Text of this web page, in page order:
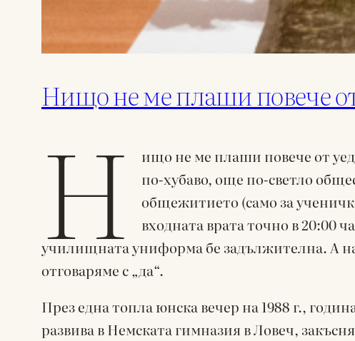
Нищо не ме плаши повече
Н
ищо не ме плаши повече от
по-хубаво, още по-светло
общежитието (само за
входната врата точно в 20:00
училищната униформа бе задължителна. А
отговаряме с „да“.
През една топла юнска вечер на 1988 г.,
развива в Немската гимназия в Ловеч,